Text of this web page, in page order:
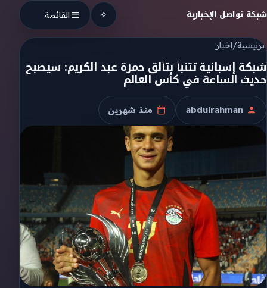
Skip to content
شبكة تواصل الإخبارية القائمة
الرئيسية/اخبار
شبكة إسبانية تتنبأ بتألق حمزة عبد الكريم: سيصبح
حديث الساعة في كأس العالم
الكاتب
abdulrahman
تاريخ النشر
منذ شهرين